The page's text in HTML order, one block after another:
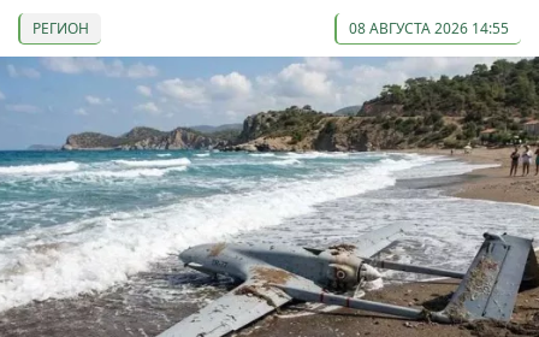
РЕГИОН 08 АВГУСТА 2026 14:55